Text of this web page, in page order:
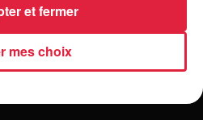
infos sur la venue du
en septembre
mes choix
et fermer